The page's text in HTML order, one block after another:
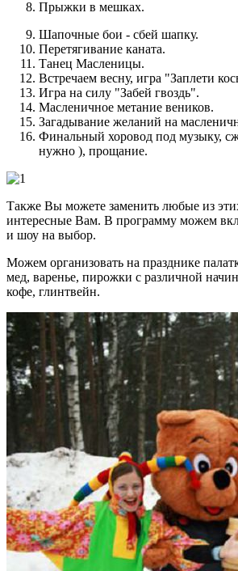
Прыжки в мешках.
Шапочные бои - сбей шапку.
Перетягивание каната.
Танец Масленицы.
Встречаем весну, игра "Заплети
Игра на силу "Забей гвоздь".
Масленичное метание веников.
Загадывание желаний на
Финальный хоровод под музыку,
нужно ), прощание.
Также Вы можете заменить любые из
интересные Вам. В программу можем
и шоу на выбор.
Можем организовать на празднике
мед, варенье, пирожки с различной
кофе, глинтвейн.